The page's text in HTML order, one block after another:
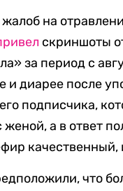
на
скриншоты
за период с
и диарее после
подписчика,
женой, а в ответ
качественный,
что